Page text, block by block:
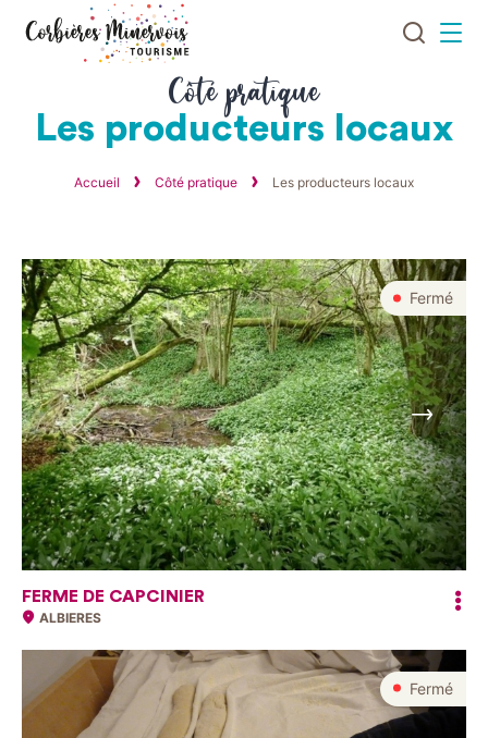
Tourisme
JeMenu
Côté pratique
Les producteurs locaux
Accueil Côté pratique Les producteurs locaux
Fermé
Suivant
FERME DE CAPCINIER
ALBIERES
Fermé